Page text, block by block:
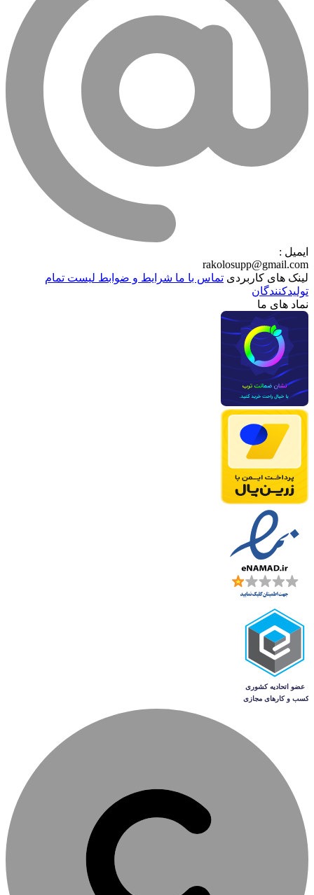
ایمیل :
rakolosupp@gmail.com
لینک های کاربردی تماس با ما شرایط و ضوابط لیست تمام
تولیدکنندگان
نماد های ما